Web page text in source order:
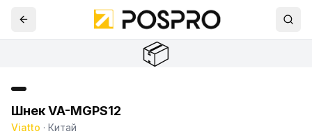
📦
Шнек VA-MGPS12
Viatto · Китай